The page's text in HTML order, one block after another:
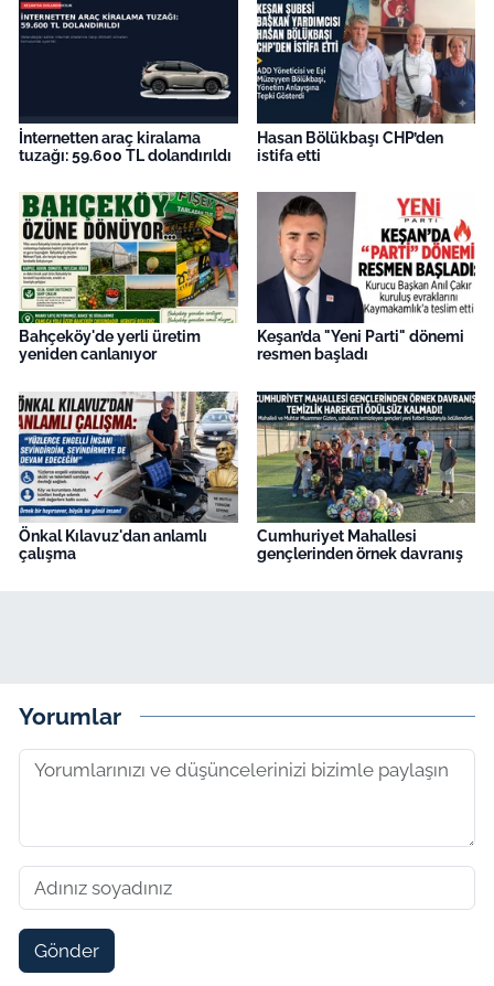
İnternetten araç kiralama
tuzağı: 59.600 TL dolandırıldı
Hasan Bölükbaşı CHP’den
istifa etti
Bahçeköy'de yerli üretim
yeniden canlanıyor
Keşan’da "Yeni Parti" dönemi
resmen başladı
Önkal Kılavuz'dan anlamlı
çalışma
Cumhuriyet Mahallesi
gençlerinden örnek davranış
Yorumlar
Gönder